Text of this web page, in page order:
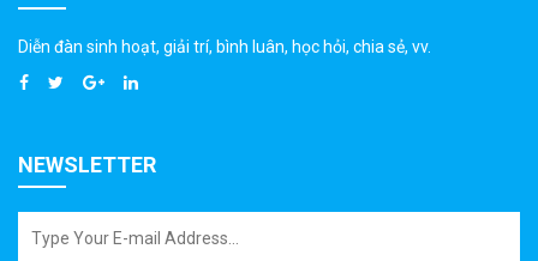
Diễn đàn sinh hoạt, giải trí, bình luân, học hỏi, chia sẻ, vv.
NEWSLETTER